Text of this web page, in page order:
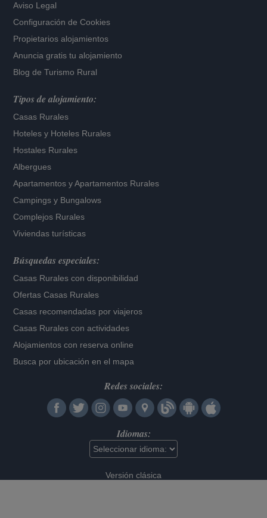
Aviso Legal
Configuración de Cookies
Propietarios alojamientos
Anuncia gratis tu alojamiento
Blog de Turismo Rural
Tipos de alojamiento:
Casas Rurales
Hoteles y Hoteles Rurales
Hostales Rurales
Albergues
Apartamentos yApartamentos Rurales
Campings y Bungalows
Complejos Rurales
Viviendas turísticas
Búsquedas especiales:
Casas Rurales con disponibilidad
Ofertas Casas Rurales
Casas recomendadas por viajeros
Casas Rurales con actividades
Alojamientos con reserva online
Busca por ubicación en el mapa
Redes sociales:
Idiomas:
Versión clásica